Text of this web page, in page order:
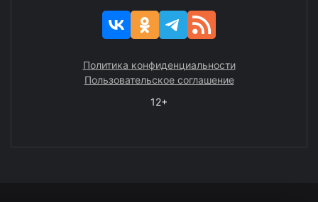
Политика конфиденциальности
Пользовательское соглашение
12+